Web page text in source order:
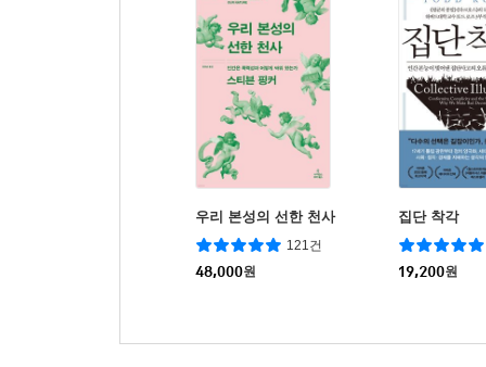
우리 본성의 선한 천사
121건
48,000원
집단 착각
19,200원